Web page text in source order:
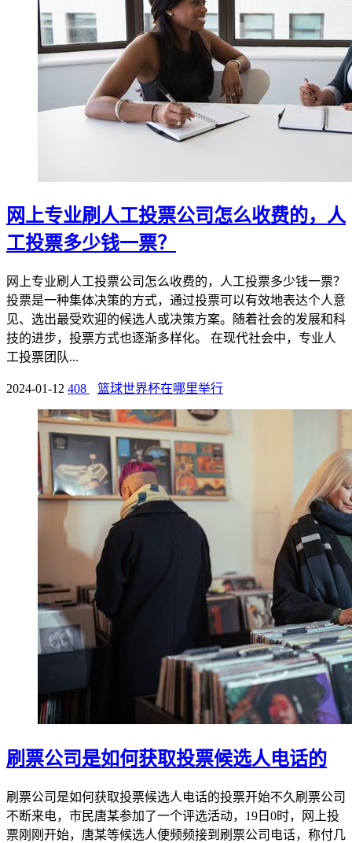
网上专业刷人工投票公司怎么收费的，人
工投票多少钱一票？
网上专业刷人工投票公司怎么收费的，人工投票多少钱一票？
投票是一种集体决策的方式，通过投票可以有效地表达个人意
见、选出最受欢迎的候选人或决策方案。随着社会的发展和科
技的进步，投票方式也逐渐多样化。 在现代社会中，专业人
工投票团队...
2024-01-12 408 篮球世界杯在哪里举行
刷票公司是如何获取投票候选人电话的
刷票公司是如何获取投票候选人电话的投票开始不久刷票公司
不断来电，市民唐某参加了一个评选活动，19日0时，网上投
票刚刚开始，唐某等候选人便频频接到刷票公司电话，称付几